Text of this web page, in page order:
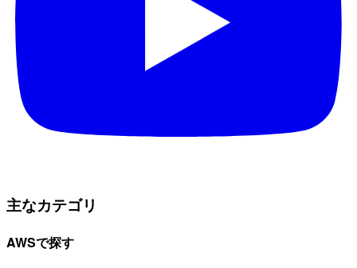
主なカテゴリ
AWSで探す